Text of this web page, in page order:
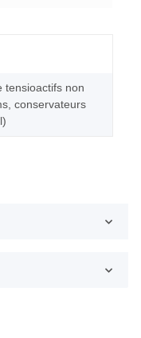
tensioactifs non
conservateurs